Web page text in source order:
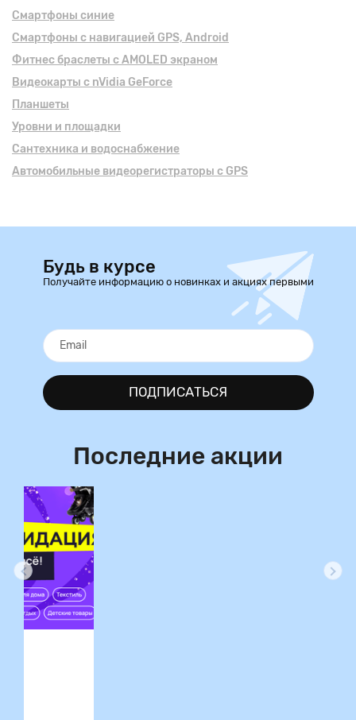
Смартфоны синие
Смартфоны с навигацией GPS, Android
Фитнес браслеты с AMOLED экраном
Видеокарты с nVidia GeForce
Планшеты
Уровни и площадки
Сантехника и водоснабжение
Автомобильные видеорегистраторы с GPS
Будь в курсе
Получайте информацию о новинках и акциях первыми
ПОДПИСАТЬСЯ
Последние акции